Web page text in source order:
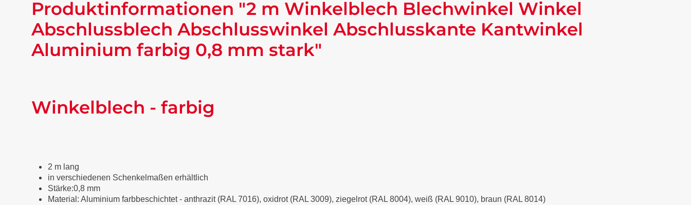
Produktinformationen "2 m Winkelblech Blechwinkel Winkel
Abschlussblech Abschlusswinkel Abschlusskante Kantwinkel
Aluminium farbig 0,8 mm stark"
Winkelblech - farbig
2 m lang
in verschiedenen Schenkelmaßen erhältlich
Stärke:0,8 mm
Material: Aluminium farbbeschichtet- anthrazit (RAL 7016), oxidrot (RAL 3009), ziegelrot (RAL 8004), weiß (RAL 9010), braun (RAL 8014)